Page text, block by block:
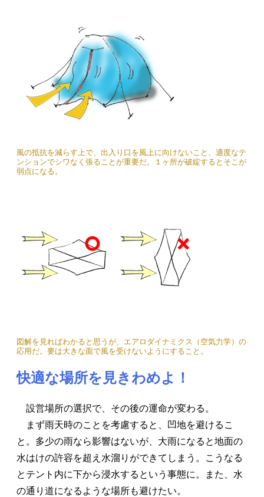
風の抵抗を減らす上で、出入り口を風上に向けないこと、適度なテ
ンションでシワなく張ることが重要だ。１ヶ所が破綻するとそこが
弱点になる。
図解を見ればわかると思うが、エアロダイナミクス（空気力学）の
応用だ。要は大きな面で風を受けないようにすること。
快適な場所を見きわめよ！
設営場所の選択で、その後の運命が変わる。
まず雨天時のことを考慮すると、凹地を避けるこ
と。多少の雨なら影響はないが、大雨になると地面の
水はけの許容を超え水溜りができてしまう。こうなる
とテント内に下から浸水するという事態に。また、水
の通り道になるような場所も避けたい。